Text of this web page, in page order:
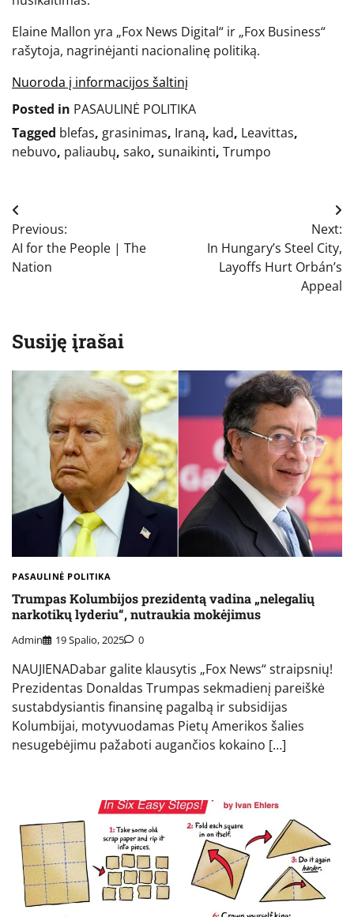
Elaine Mallon yra „Fox News Digital“ ir „Fox Business“
rašytoja, nagrinėjanti nacionalinę politiką.
Nuoroda į informacijos šaltinį
Posted in PASAULINĖ POLITIKA
Tagged blefas, grasinimas, Iraną, kad, Leavittas,
nebuvo, paliaubų, sako, sunaikinti, Trumpo
Navigacija
tarp
įrašų
Previous:
AI for the People | The
Nation
Next:
In Hungary’s Steel City,
Layoffs Hurt Orbán’s
Appeal
Susiję įrašai
PASAULINĖ POLITIKA
Trumpas Kolumbijos prezidentą vadina „nelegalių
narkotikų lyderiu“, nutraukia mokėjimus
Admin 19 Spalio, 2025 0
NAUJIENADabar galite klausytis „Fox News“ straipsnių!
Prezidentas Donaldas Trumpas sekmadienį pareiškė
sustabdysiantis finansinę pagalbą ir subsidijas
Kolumbijai, motyvuodamas Pietų Amerikos šalies
nesugebėjimu pažaboti augančios kokaino […]